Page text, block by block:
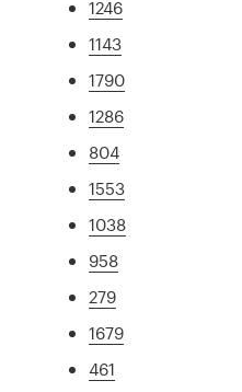
1246
1143
1790
1286
804
1553
1038
958
279
1679
461